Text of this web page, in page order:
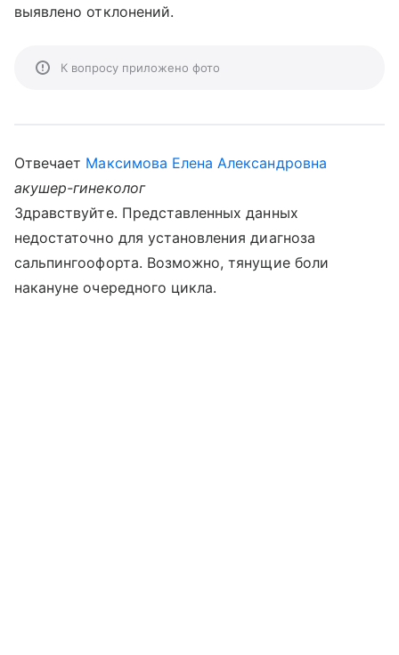
выявлено отклонений.
К вопросу приложено фото
Отвечает Максимова Елена Александровна
акушер-гинеколог
Здравствуйте. Представленных данных
недостаточно для установления диагноза
сальпингоофорта. Возможно, тянущие боли
накануне очередного цикла.